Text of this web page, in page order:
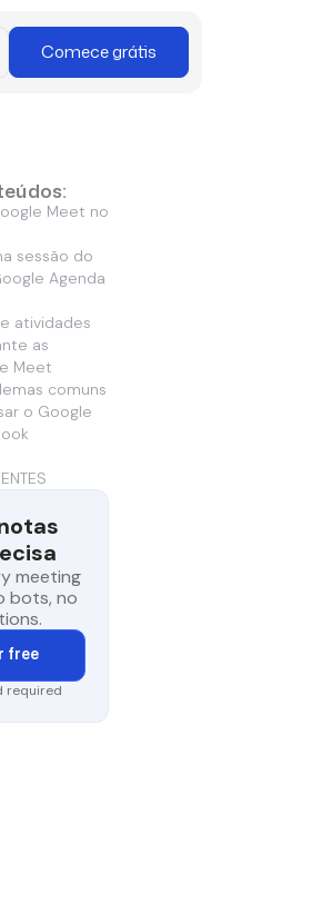
Comece grátis
Meet no
sessão do
Agenda
atividades
as
Meet
comuns
o Google
meeting
bots, no
free
required